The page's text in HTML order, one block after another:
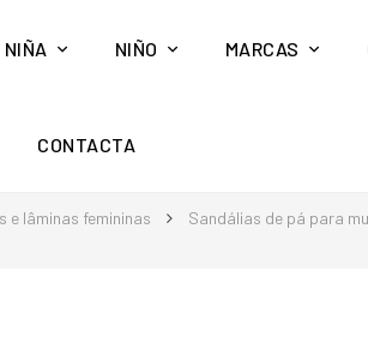
NIÑA NIÑO MARCAS
CONTACTA
e lâminas femininas Sandálias de pá para